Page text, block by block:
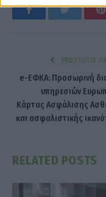
FacebookTwitter
PREVIOUS
e-ΕΦΚΑ: Προσωρινή
υπηρεσιών
Κάρτας Ασφάλισης
και ασφαλιστικής
RELATED POSTS